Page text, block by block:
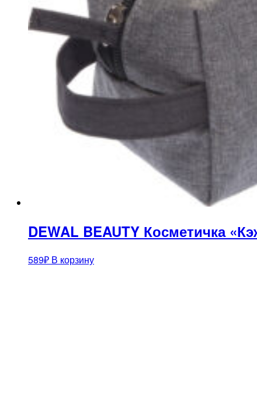
DEWAL BEAUTY Косметичка
589₽ В корзину